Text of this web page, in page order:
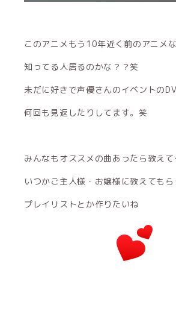
このアニメもう10年近く前のアニメ
知ってる人居るのかな？？笑
未だに好きで声優さんのイベントの
何回も見返したりしてます。笑
みんなもオススメの曲あったら教えて
いつかご主人様・お嬢様に教えても
プレイリストとか作りたいね